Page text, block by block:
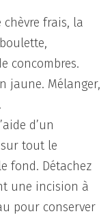
frais, la
concombres.
jaune. Mélanger,
d’un
tout le
fond. Détachez
une incision à
pour conserver